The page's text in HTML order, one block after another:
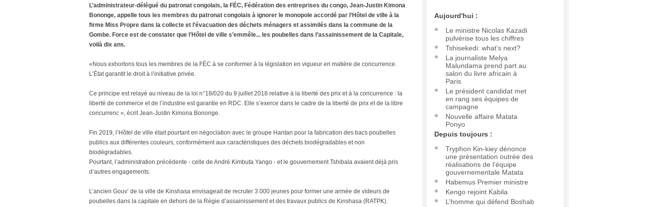
L’administrateur-délégué du patronat congolais, la FÉC, Fédération des entreprises du congo, Jean-Justin Kimona
Bononge, appelle tous les membres du patronat congolais à ignorer le monopole accordé par l’Hôtel de ville à la
firme Miss Propre dans la collecte et l’évacuation des déchets ménagers et assimilés dans la commune de la
Gombe. Force est de constater que l’Hôtel de ville s’emmêle... les poubelles dans l’assainissement de la Capitale,
voilà dix ans.
«Nous exhortons tous les membres de la FÉC à se conformer à la législation en vigueur en matière de concurrence.
L’État garantit le droit à l’initiative privée.
Ce principe est relayé au niveau de la loi n°18/020 du 9 juillet 2018 relative à la liberté des prix et à la concurrence : la
liberté de commerce et de l’industrie est garantie en RDC. Elle s’exerce dans le cadre de la liberté de prix et de la libre
concurrenc », écrit Jean-Justin Kimona Bononge.
Fin 2019, l’Hôtel de ville était pourtant en négociation avec le groupe Hantan pour la fabrication des bacs poubelles
publics aux différentes couleurs, conformément aux caractéristiques des déchets biodégradables et non
biodégradables.
Pourtant, l’administration précédente - celle de André Kimbuta Yango - et le gouvernement Tshibala avaient déjà pris
d’autres engagements.
L’ancien Gouv’ de la ville de Kinshasa envisageait de recruter 3.000 jeunes pour former une armée de videurs de
poubelles dans la capitale en dehors de la Régie d’assainissement et des travaux publics de Kinshasa (RATPK).
Aujourd'hui :
Le ministre Nicolas Kazadi
pulvérise tous les chiffres
Tshisekedi: what’s next?
La journaliste Melya
Malundama prend part au
salon du livre africain à
Paris
Le président candidat met
en rang ses équipes de
campagne
Nouvelle affaire Matata
Ponyo
Depuis toujours :
Tryphon Kin-kiey dénonce
une présentation outrée des
réalisations de l’équipe
gouvernementale Matata
Habemus Premier ministre
Kengo rejoint Kabila
L’homme qui défend Boshab